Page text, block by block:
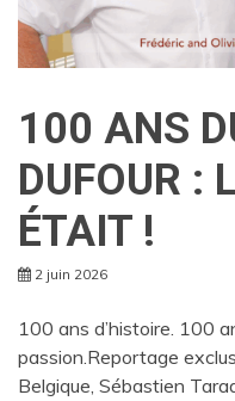
100 ANS
DUFOUR :
ÉTAIT !
2 juin 2026
100 ans d’histoire. 100
passion.Reportage
Belgique, Sébastien